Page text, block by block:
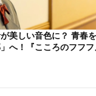
美しい音色に？ 青春
へ！『こころのフフ